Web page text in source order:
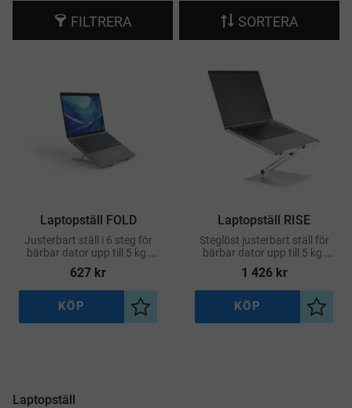
FILTRERA SORTERA
Laptopställ FOLD
Justerbart ställ i 6 steg för
bärbar dator upp till 5 kg.
Ihopfällbart, lätt att ta med
och tar liten plats när det
inte används.
627 kr
Lägg till i önskelista
KÖP
Laptopställ RISE
Steglöst justerbart ställ för
bärbar dator upp till 5 kg.
Ihopfällbart men ändå
stabilt vid användning
1 426kr
Lägg
KÖP
Laptopställ